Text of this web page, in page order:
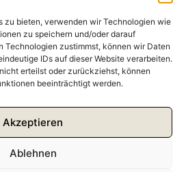
zu bieten, verwenden wir Technologien wie
zu speichern und/oder darauf
Technologien zustimmst, können wir Daten
IDs auf dieser Website verarbeiten.
erteilst oder zurückziehst, können
beeinträchtigt werden.
Akzeptieren
Ablehnen